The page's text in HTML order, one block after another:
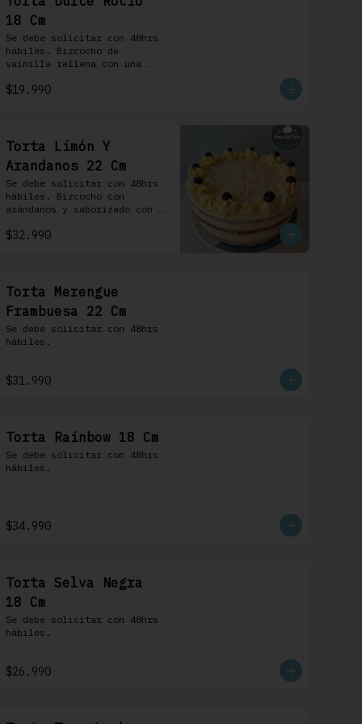
18 Cm
Se debe solicitar con 48hrs
hábiles. Bizcocho de
vainilla rellena con una
saborizada con dulce de
$19.990
Torta Limón Y
Arandanos 22 Cm
Se debe solicitar con 48hrs
hábiles. Bizcocho con
arándanos y saborizado con
mermelada de frutos rojos y
$32.990
Torta Merengue
Frambuesa 22 Cm
Se debe solicitar con 48hrs
hábiles.
$31.990
Torta Rainbow 18 Cm
Se debe solicitar con 48hrs
hábiles.
$34.990
Torta Selva Negra
18 Cm
Se debe solicitar con 48hrs
hábiles.
$26.990